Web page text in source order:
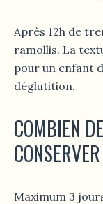
Après 12h de
ramollis. La
pour un enfant
déglutition.
COMBIEN
Maximum 3